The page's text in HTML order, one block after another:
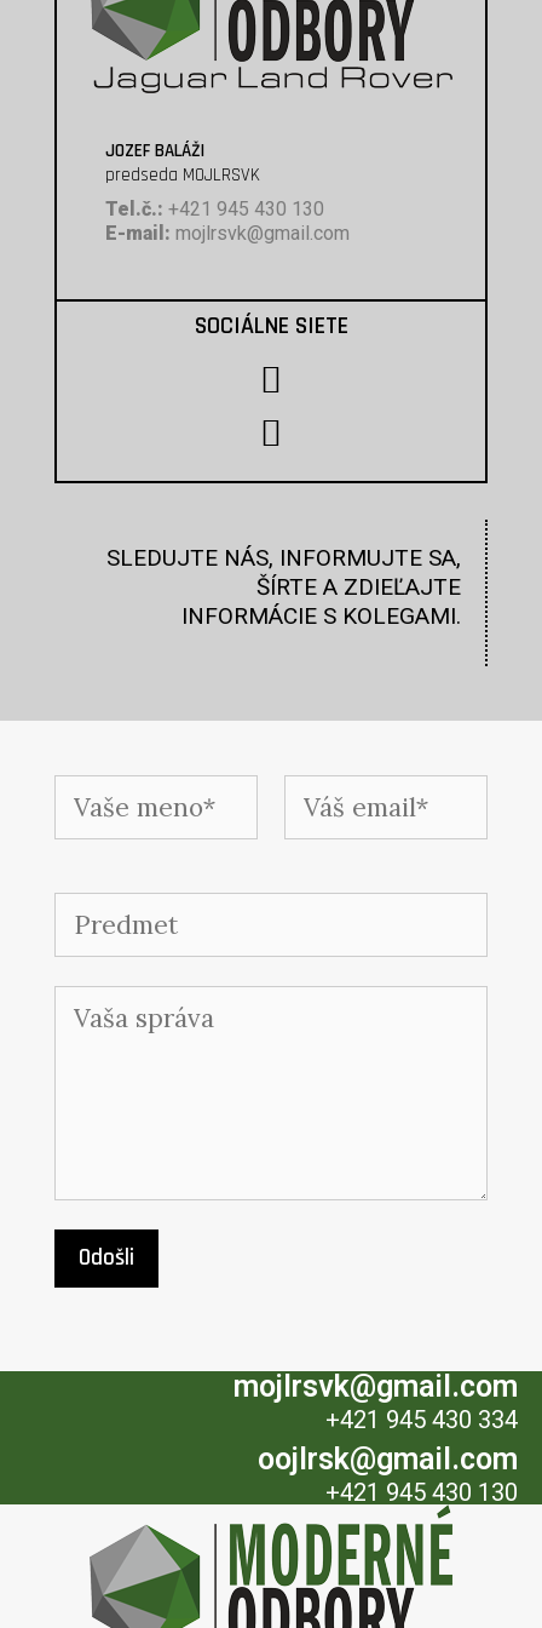
JOZEF BALÁŽI
predseda MOJLRSVK
Tel.č.: +421 945 430 130
E-mail: mojlrsvk@gmail.com
SOCIÁLNE SIETE
SLEDUJTE NÁS, INFORMUJTE SA,
ŠÍRTE A ZDIEĽAJTE
INFORMÁCIE S KOLEGAMI.
mojlrsvk@gmail.com
+421 945 430 334
oojlrsk@gmail.com
+421 945 430 130